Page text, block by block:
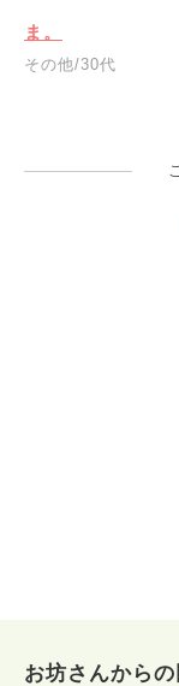
ま。
その他/30代
お坊さんから